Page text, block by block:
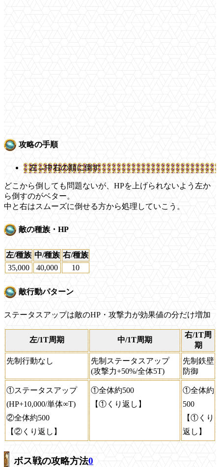
攻略の手順
左→中右の順に倒す
どこから倒しても問題ないが、HPを上げられないよう左か
ら倒すのがベター。
中と右はスムーズに倒せる方から処理していこう。
敵の種族・HP
左/種族 中/種族 右/種族
35,000
40,000 10
敵行動パターン
ステータスアップは敵のHP・攻撃力が効果値の分だけ増加
左/1T周期 中/1T周期
右/1T周
期
先制行動なし
先制ステータスアップ
(攻撃力+50%/全体5T)
先制鉄壁
防御
①ステータスアップ
(HP+10,000/単体∞T)
②全体約500
【②くり返し】
①全体約500
【①くり返し】
①全体約
500
【①くり
返し】
ボス戦の攻略方法0